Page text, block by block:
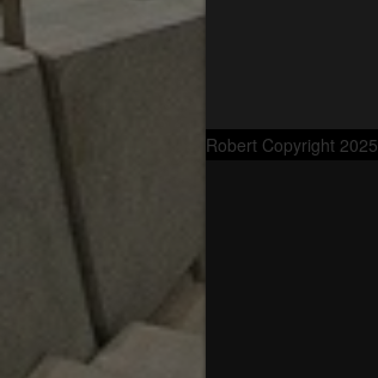
Robert Copyright 2025